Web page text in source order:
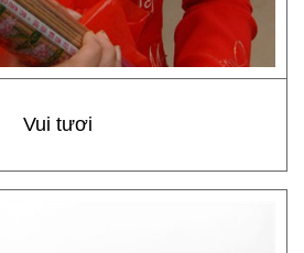
Vui tươi